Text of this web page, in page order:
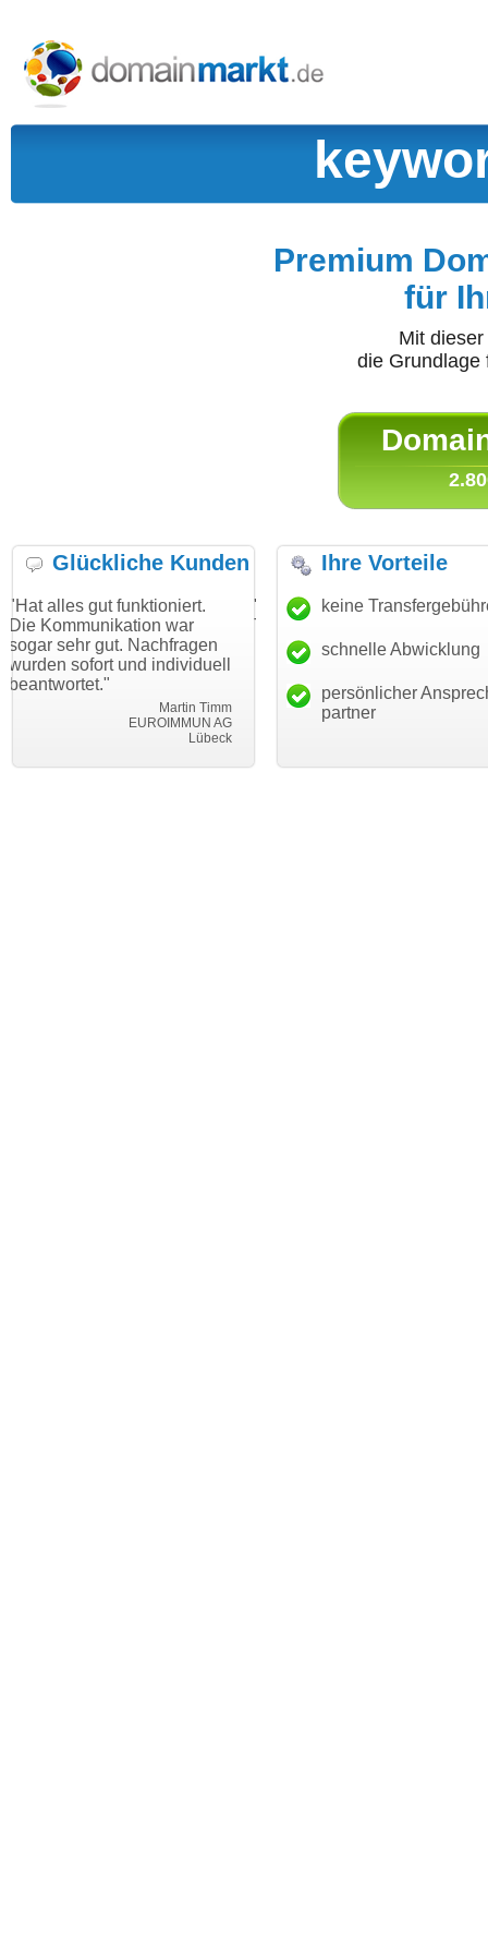
Premium
für
Mit
die
Glückliche Kunden
funktioniert.
war
Nachfragen
und individuell
"Danke für den schnellen
Transfer und guten Service!"
Thomas Schäfer
i can eckert communication GmbH
"Ich bin
haben. Die
mein
Ihre Vorteile
keine
schnelle Abwicklung
persönlicher
partner